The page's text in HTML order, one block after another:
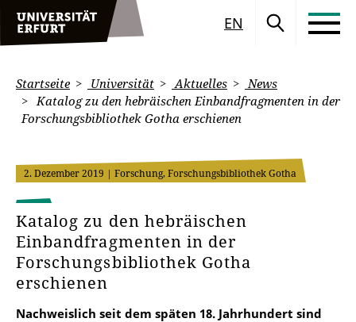
EN
Startseite Universität Aktuelles
News
Katalog zu den hebräischen Einbandfragmenten in der
Forschungsbibliothek Gotha erschienen
2. Dezember 2019 | Forschung, Forschungsbibliothek Gotha
Katalog zu den hebräischen
Einbandfragmenten in der
Forschungsbibliothek Gotha
erschienen
Nachweislich seit dem späten 18. Jahrhundert sind